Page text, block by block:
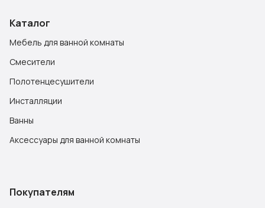
Каталог
Мебель для ванной комнаты
Смесители
Полотенцесушители
Инсталляции
Ванны
Аксессуары для ванной комнаты
Покупателям